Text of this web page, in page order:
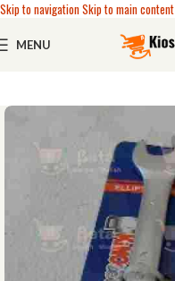
Skip to navigationSkip to main content
MENU